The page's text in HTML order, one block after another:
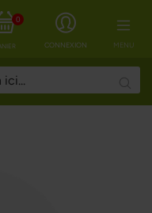
MENU
CONNEXION
0
Greatlife.fr